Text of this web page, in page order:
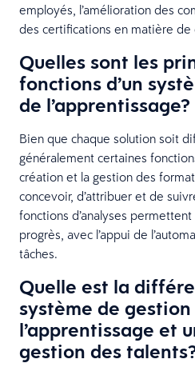
employés, l’amélioration des
des certifications en matière de
Quelles sont les
fonctions d’un
de l’apprentissage?
Bien que chaque solution soit
généralement certaines
création et la gestion des
concevoir, d’attribuer et de
fonctions d’analyses
progrès, avec l’appui de
tâches.
Quelle est la
système de gestion
l’apprentissage et
gestion des